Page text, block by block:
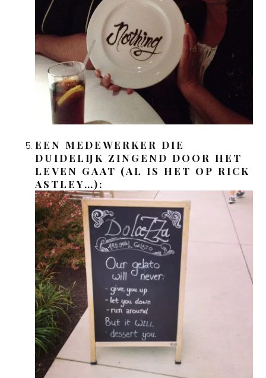
EEN MEDEWERKER DIE
DUIDELIJK ZINGEND DOOR HET
LEVEN GAAT (AL IS HET OP RICK
ASTLEY…):